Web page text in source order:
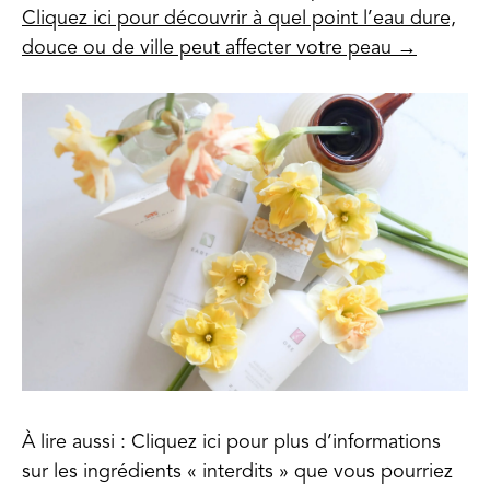
Cliquez ici pour découvrir à quel point l’eau dure,
douce ou de ville peut affecter votre peau →
À lire aussi : Cliquez ici pour plus d’informations
sur les ingrédients « interdits » que vous pourriez